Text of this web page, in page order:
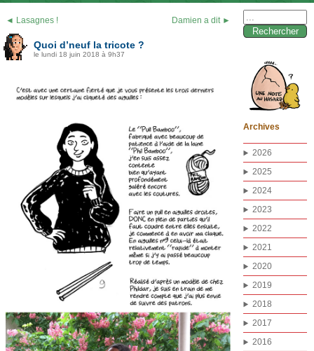
◄ Lasagnes ! Damien a dit ►
Quoi d’neuf la tricote ?
le lundi 18 juin 2018 à 9h37
Archives
2026
2025
2024
2023
2022
2021
2020
2019
2018
2017
2016